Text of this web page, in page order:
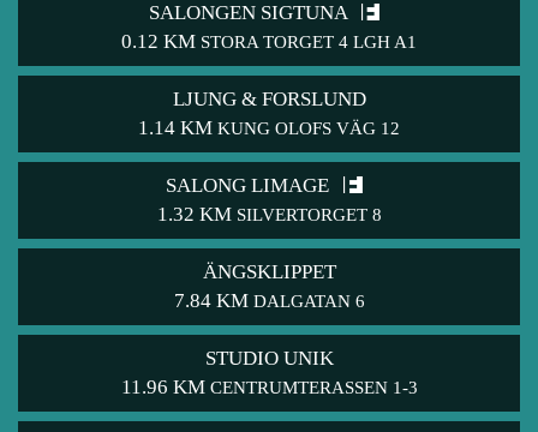
SALONGEN SIGTUNA
0.12 KM STORA TORGET 4 LGH A1
LJUNG & FORSLUND
1.14 KM KUNG OLOFS VÄG 12
SALONG LIMAGE
1.32 KM SILVERTORGET 8
ÄNGSKLIPPET
7.84 KM DALGATAN 6
STUDIO UNIK
11.96 KM CENTRUMTERASSEN 1-3